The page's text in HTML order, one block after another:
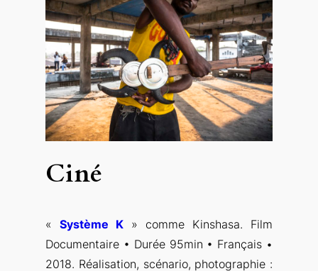
Ciné
« Système K» comme Kinshasa. Film
Documentaire • Durée 95min • Français •
2018. Réalisation, scénario, photographie :